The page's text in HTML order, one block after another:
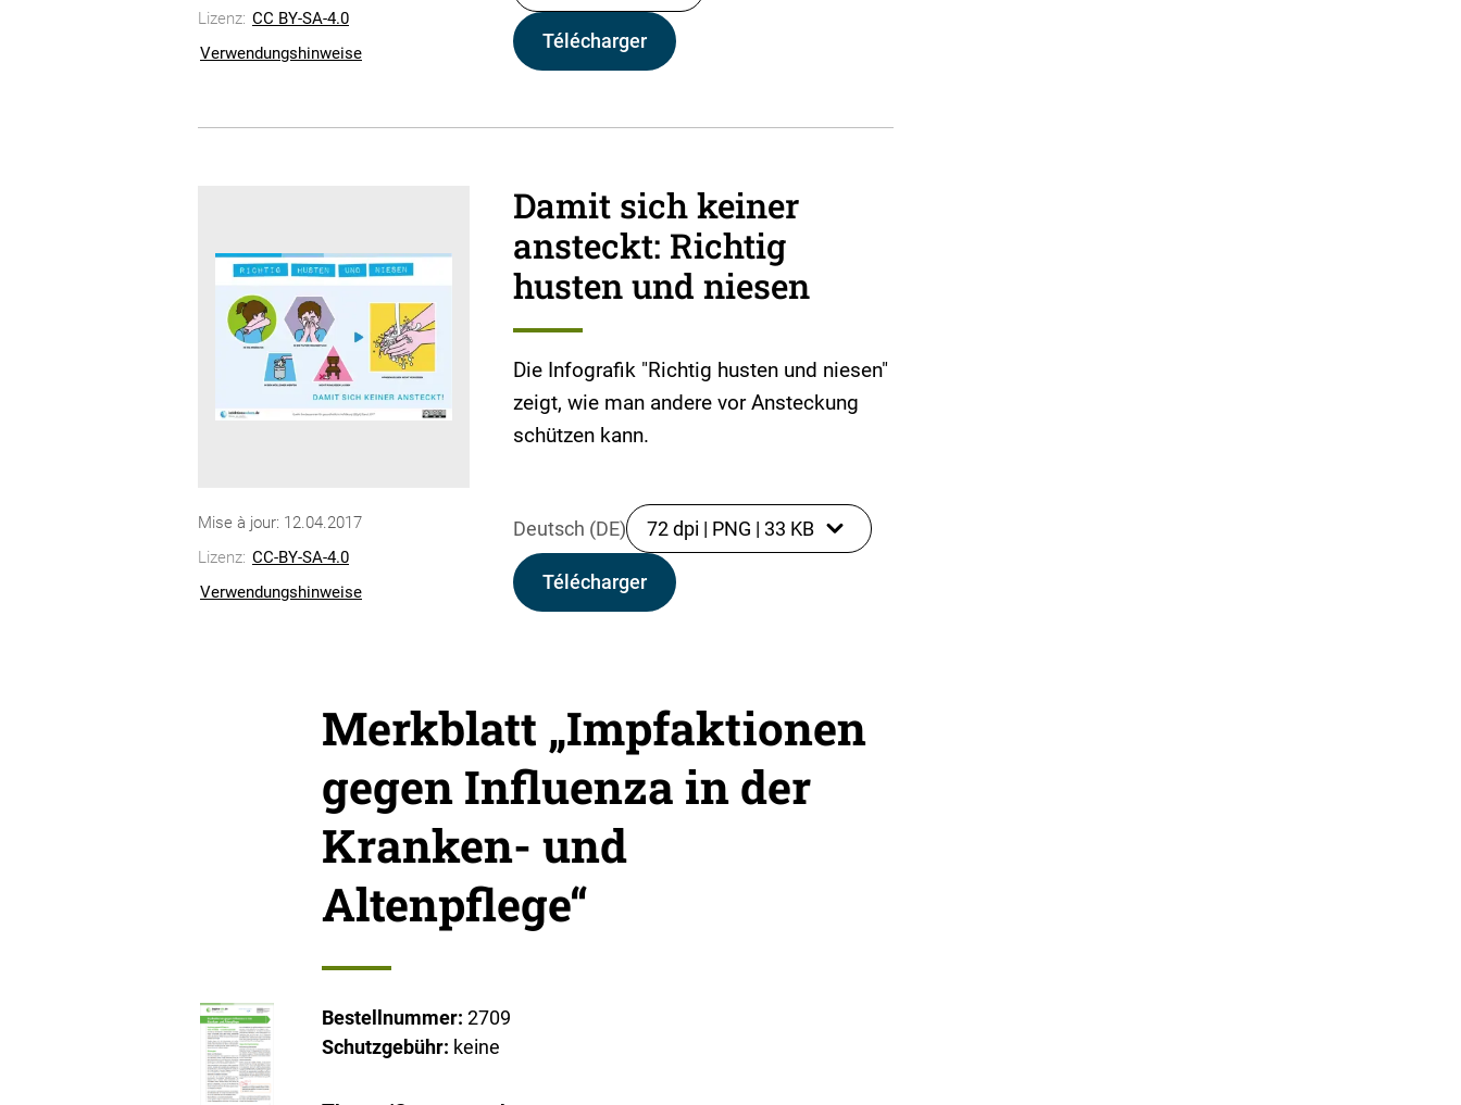
Lizenz: CC BY-SA-4.0
Verwendungshinweise
Télécharger
Mise à jour: 12.04.2017
Lizenz: CC-BY-SA-4.0
Verwendungshinweise
Damit sich keiner
ansteckt: Richtig
husten und niesen
Die Infografik "Richtig husten und niesen"
zeigt, wie man andere vor Ansteckung
schützen kann.
Deutsch (DE) 72 dpi | PNG | 33 KB
Télécharger
Merkblatt „Impfaktionen
gegen Influenza in der
Kranken- und
Altenpflege“
Bestellnummer: 2709
Schutzgebühr: keine